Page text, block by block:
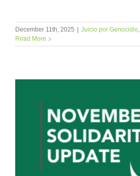
December 11th, 2025 | Juicio por Genocidio
Read More